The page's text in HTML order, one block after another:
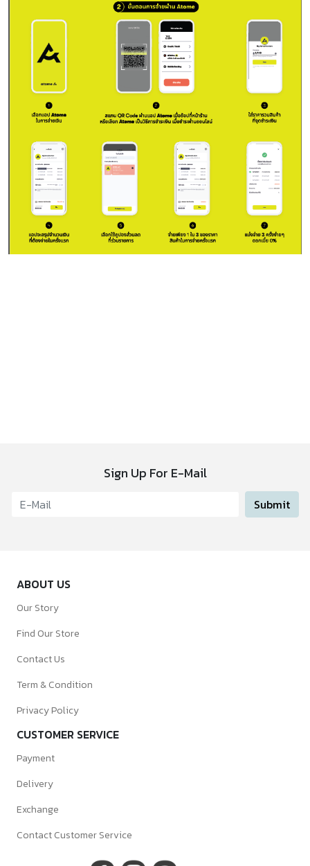
Sign Up For E-Mail
Submit
ABOUT US
Our Story
Find Our Store
Contact Us
Term & Condition
Privacy Policy
CUSTOMER SERVICE
Payment
Delivery
Exchange
Contact Customer Service